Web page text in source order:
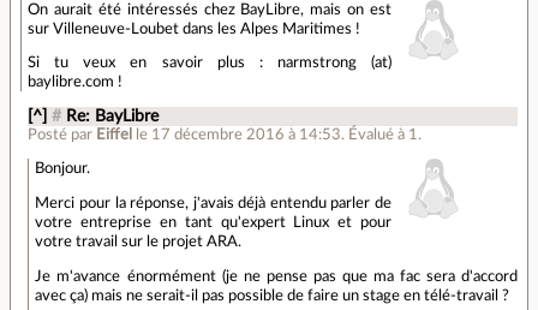
On aurait été intéressés chez BayLibre, mais on est
sur Villeneuve-Loubet dans les Alpes Maritimes !
Si tu veux en savoir plus : narmstrong (at)
baylibre.com !
[^] # Re: BayLibre
Posté par Eiffel le 17 décembre 2016 à 14:53. Évalué à 1 .
Bonjour.
Merci pour la réponse, j'avais déjà entendu parler de
votre entreprise en tant qu'expert Linux et pour
votre travail sur le projet ARA.
Je m'avance énormément (je ne pense pas que ma fac sera d'accord
avec ça) mais ne serait-il pas possible de faire un stage en télé-travail ?